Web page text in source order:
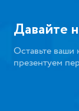
Давайте
Оставьте ваши
презентуем